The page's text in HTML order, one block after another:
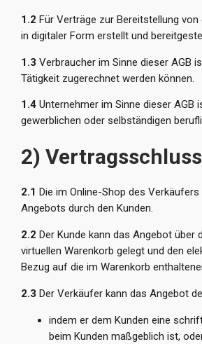
1.2 Für Verträge zur Bereitstellung
in digitaler Form erstellt und
1.3 Verbraucher im Sinne dieser AGB
Tätigkeit zugerechnet werden können.
1.4Unternehmer im Sinne dieser AGB
gewerblichen oder selbständigen
2) Vertragsschluss
2.1 Die im Online-Shop des
Angebots durch den Kunden.
2.2 Der Kunde kann das Angebot über
virtuellen Warenkorb gelegt und den
Bezug auf die im Warenkorb
2.3 Der Verkäufer kann das Angebot
indem er dem Kunden eine
beim Kunden maßgeblich ist,